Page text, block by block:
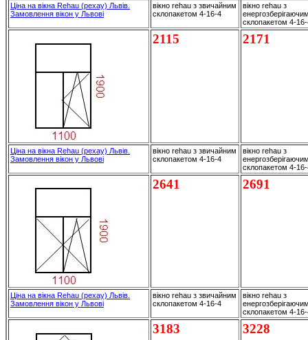
Ціна на вікна Rehau (рехау) Львів.
Замовлення вікон у Львові
вікно rehau з звичайним
склопакетом 4-16-4
вікно rehau з
склопакетом 4-
2115 2171
Ціна на вікна Rehau (рехау) Львів.
Замовлення вікон у Львові
вікно rehau з звичайним
склопакетом 4-16-4
вікно rehau з
склопакетом 4-
2641 2691
Ціна на вікна Rehau (рехау) Львів.
Замовлення вікон у Львові
вікно rehau з звичайним
склопакетом 4-16-4
вікно rehau з
склопакетом 4-
3183 3228